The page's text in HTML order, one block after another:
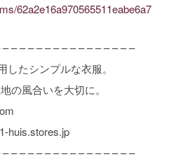
62a2e16a970565511eabe6a7
– – – – – – – – – – – – – – –
したシンプルな衣服。
の風合いを大切に。
huis.stores.jp
– – – – – – – – – – – – – – –